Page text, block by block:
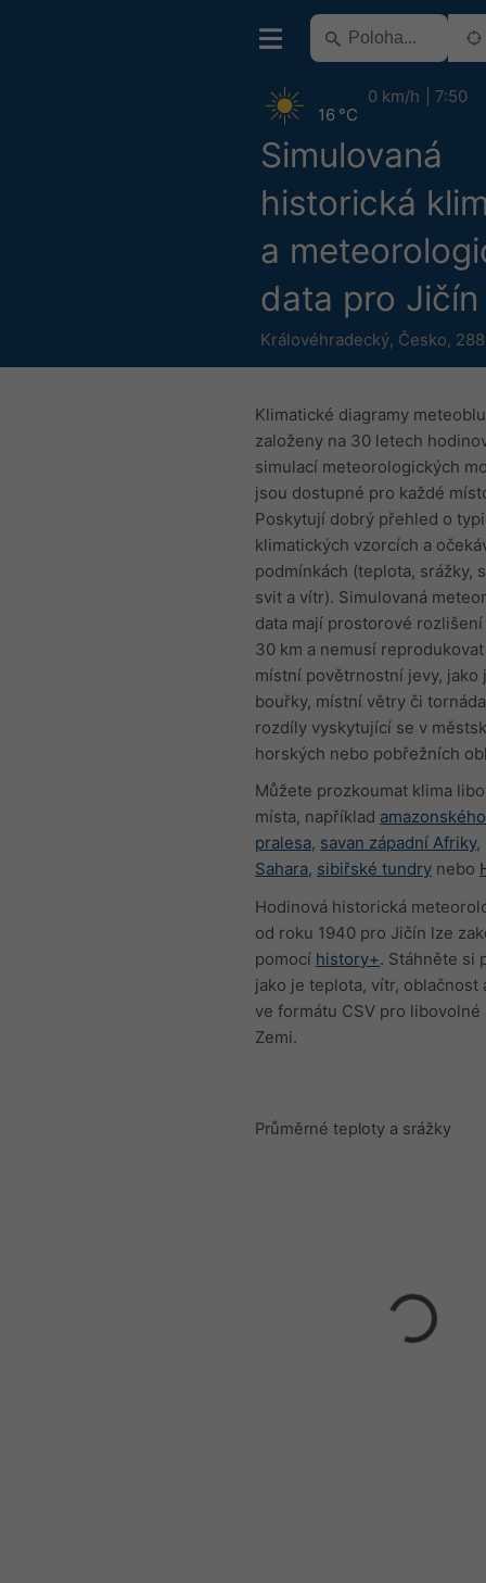
Simulovaná
historická
a
data pro Jičín
Královéhradecký, Česko,
16 °C
0 km/h 7:50
Klimatické diagramy
založeny na 30 letech
simulací meteorologických
jsou dostupné pro každé
Poskytují dobrý přehled o
klimatických vzorcích a
podmínkách (teplota, srážky,
svit a vítr). Simulovaná
data mají prostorové
30 km a nemusí
místní povětrnostní jevy, jako
bouřky, místní větry či
rozdíly vyskytující se v
horských nebo pobřežních
Můžete prozkoumat klima
místa, například
pralesa, savan západní Afriky,
Sahara, sibiřské tundry nebo
Hodinová historická
od roku 1940 pro Jičín lze
pomocí history+. Stáhněte si
jako je teplota, vítr, oblačnost
ve formátu CSV pro libovolné
Zemi.
Průměrné teploty a srážky